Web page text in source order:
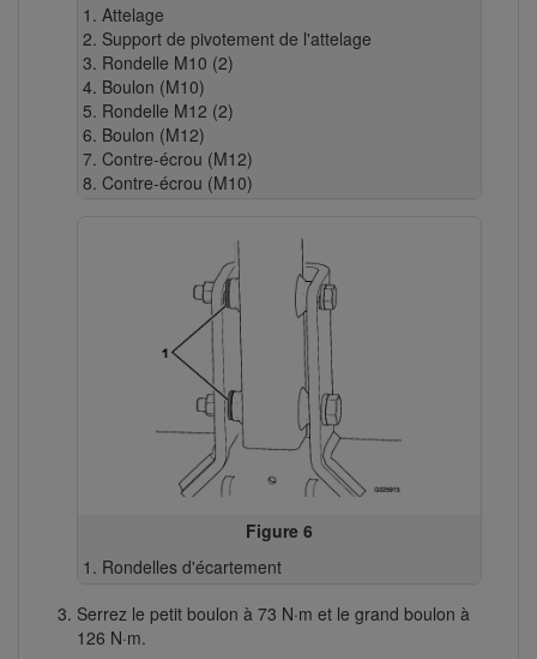
Attelage
Support de pivotement de l'attelage
Rondelle M10 (2)
Boulon (M10)
Rondelle M12 (2)
Boulon (M12)
Contre-écrou (M12)
Contre-écrou (M10)
Figure 6
Rondelles d'écartement
Serrez le petit boulon à 73 N·m et le grand boulon à
126 N·m.